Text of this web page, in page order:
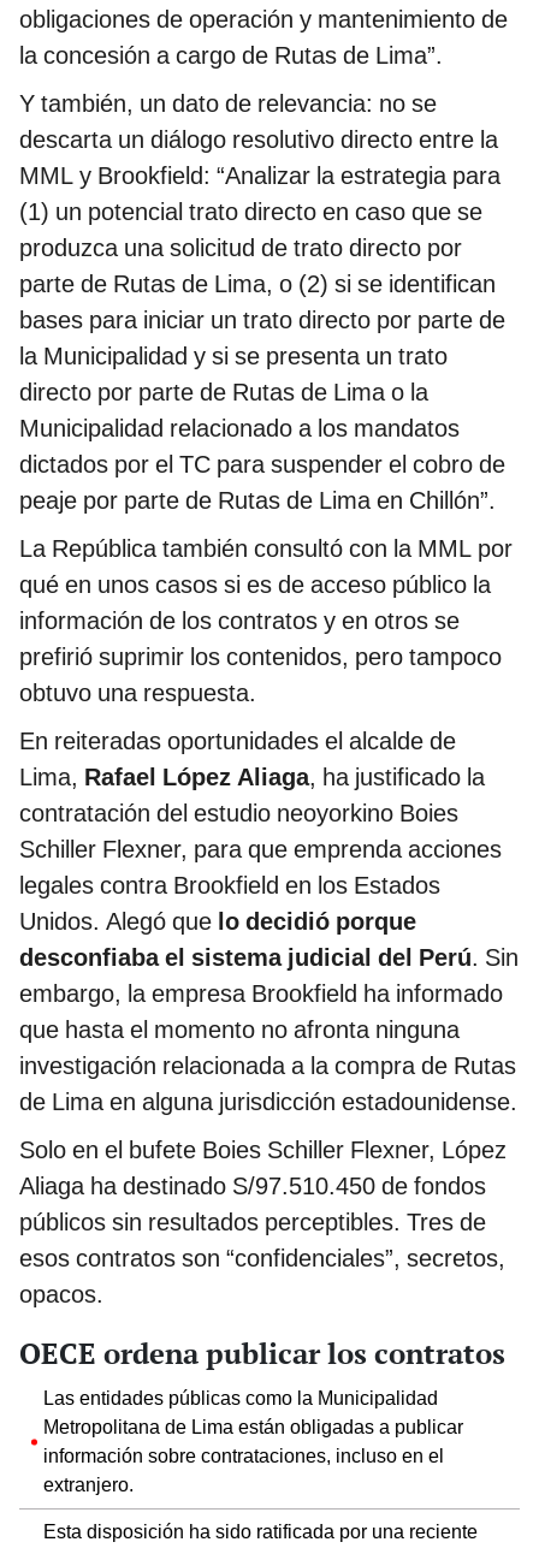
obligaciones de operación y mantenimiento de
la concesión a cargo de Rutas de Lima”.
Y también, un dato de relevancia: no se
descarta un diálogo resolutivo directo entre la
MML y Brookfield: “Analizar la estrategia para
(1) un potencial trato directo en caso que se
produzca una solicitud de trato directo por
parte de Rutas de Lima, o (2) si se identifican
bases para iniciar un trato directo por parte de
la Municipalidad y si se presenta un trato
directo por parte de Rutas de Lima o la
Municipalidad relacionado a los mandatos
dictados por el TC para suspender el cobro de
peaje por parte de Rutas de Lima en Chillón”.
La República también consultó con la MML por
qué en unos casos si es de acceso público la
información de los contratos y en otros se
prefirió suprimir los contenidos, pero tampoco
obtuvo una respuesta.
En reiteradas oportunidades el alcalde de
Lima, Rafael López Aliaga, ha justificado la
contratación del estudio neoyorkino Boies
Schiller Flexner, para que emprenda acciones
legales contra Brookfield en los Estados
Unidos. Alegó que lo decidió porque
desconfiaba el sistema judicial del Perú. Sin
embargo, la empresa Brookfield ha informado
que hasta el momento no afronta ninguna
investigación relacionada a la compra de Rutas
de Lima en alguna jurisdicción estadounidense.
Solo en el bufete Boies Schiller Flexner, López
Aliaga ha destinado S/97.510.450 de fondos
públicos sin resultados perceptibles. Tres de
esos contratos son “confidenciales”, secretos,
opacos.
OECE ordena publicar los contratos
Las entidades públicas como la Municipalidad
Metropolitana de Lima están obligadas a publicar
información sobre contrataciones, incluso en el
extranjero.
Esta disposición ha sido ratificada por una reciente